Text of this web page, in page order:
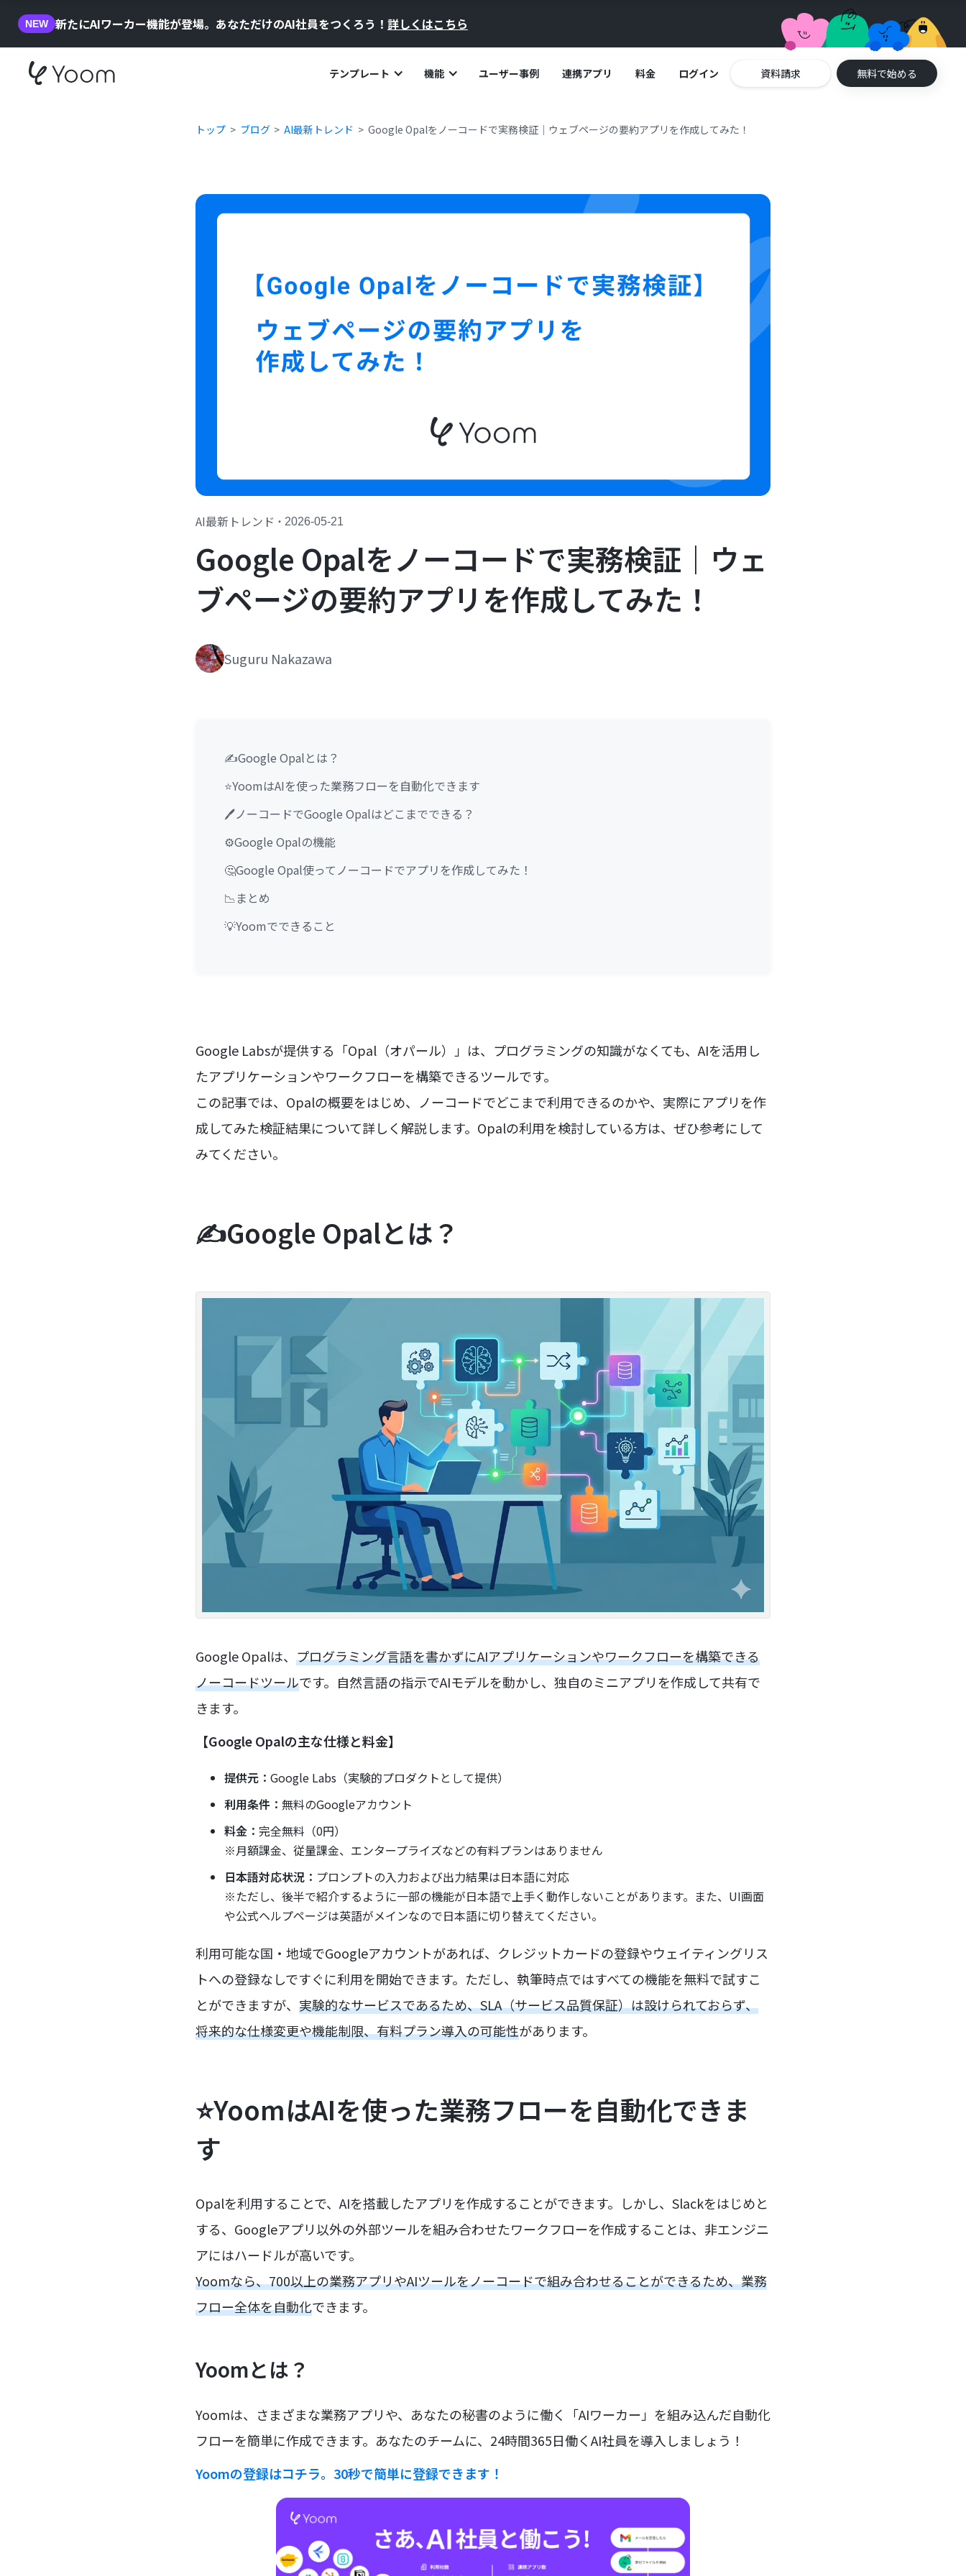
NEW 新たにAIワーカー機能が登場。あなただけのAI社員をつくろう！ 詳しくはこちら
テンプレート 機能 ユーザー事例 連携アプリ 料金 ログイン 資料請求 無料で始める
トップ ブログ AI最新トレンド Google Opalをノーコードで実務検証｜ウェブページの要約アプリを作成してみた！
AI最新トレンド ・ 2026-05-21
Google Opalをノーコードで実務検証｜ウェ
ブページの要約アプリを作成してみた！
Suguru Nakazawa
✍️Google Opalとは？
⭐YoomはAIを使った業務フローを自動化できます
🖊️ノーコードでGoogle Opalはどこまでできる？
⚙️Google Opalの機能
🤔Google Opal使ってノーコードでアプリを作成してみた！
📉まとめ
💡Yoomでできること
Google Labsが提供する「Opal（オパール）」は、プログラミングの知識がなくても、AIを活用し
たアプリケーションやワークフローを構築できるツールです。
この記事では、Opalの概要をはじめ、ノーコードでどこまで利用できるのかや、実際にアプリを作
成してみた検証結果について詳しく解説します。Opalの利用を検討している方は、ぜひ参考にして
みてください。
✍️Google Opalとは？
Google Opalは、 プログラミング言語を書かずにAIアプリケーションやワークフローを構築できる
ノーコードツールです。自然言語の指示でAIモデルを動かし、独自のミニアプリを作成して共有で
きます。
【Google Opalの主な仕様と料金】
提供元： Google Labs（実験的プロダクトとして提供）
利用条件： 無料のGoogleアカウント
料金： 完全無料（0円）
※月額課金、従量課金、エンタープライズなどの有料プランはありません
日本語対応状況： プロンプトの入力および出力結果は日本語に対応
※ただし、後半で紹介するように一部の機能が日本語で上手く動作しないことがあります。また、UI画面
や公式ヘルプページは英語がメインなので日本語に切り替えてください。
利用可能な国・地域でGoogleアカウントがあれば、クレジットカードの登録やウェイティングリス
トへの登録なしですぐに利用を開始できます。ただし、執筆時点ではすべての機能を無料で試すこ
とができますが、 実験的なサービスであるため、SLA（サービス品質保証）は設けられておらず、
将来的な仕様変更や機能制限、有料プラン導入の可能性があります。
⭐YoomはAIを使った業務フローを自動化できま
す
Opalを利用することで、AIを搭載したアプリを作成することができます。しかし、Slackをはじめと
する、Googleアプリ以外の外部ツールを組み合わせたワークフローを作成することは、非エンジニ
アにはハードルが高いです。
Yoomなら、700以上の業務アプリやAIツールをノーコードで組み合わせることができるため、業務
フロー全体を自動化できます。
Yoomとは？
Yoomは、さまざまな業務アプリや、あなたの秘書のように働く「AIワーカー」を組み込んだ自動化
フローを簡単に作成できます。あなたのチームに、24時間365日働くAI社員を導入しましょう！
Yoomの登録はコチラ。30秒で簡単に登録できます！